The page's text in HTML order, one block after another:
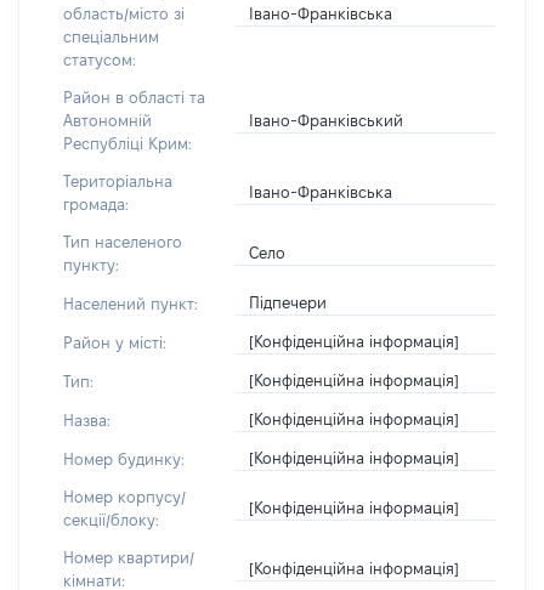
область/місто зі
спеціальним
статусом:
Івано-Франківська
Район в області та
Автономній
Республіці Крим:
Івано-Франківський
Територіальна
громада:
Івано-Франківська
Тип населеного
пункту:
Село
Населений пункт: Підпечери
Район у місті: [Конфіденційна інформація]
Тип: [Конфіденційна інформація]
Назва: [Конфіденційна інформація]
Номер будинку: [Конфіденційна інформація]
Номер корпусу/
секції/блоку:
[Конфіденційна інформація]
Номер квартири/
кімнати:
[Конфіденційна інформація]